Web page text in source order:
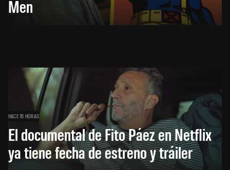
Men
HACE 16 HORAS
El documental de Fito Páez en Netflix
ya tiene fecha de estreno y tráiler